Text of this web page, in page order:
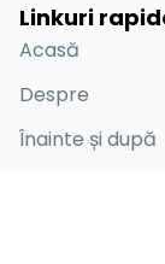
Linkuri
Acasă
Despre
Înainte și după